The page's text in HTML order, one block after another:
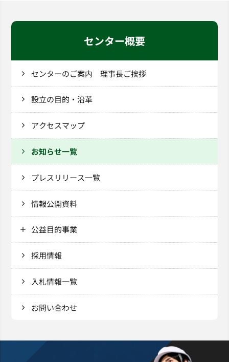
センター概要
センターのご案内 理事長ご挨拶
設立の目的・沿革
アクセスマップ
お知らせ一覧
プレスリリース一覧
情報公開資料
公益目的事業
採用情報
入札情報一覧
お問い合わせ